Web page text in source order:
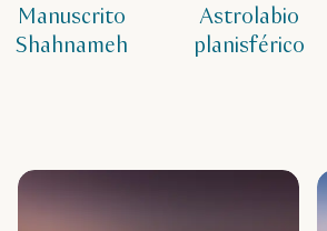
Manuscrito
Shahnameh
Astrolabio
planisférico